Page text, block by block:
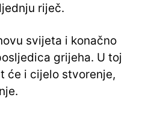
riječ.
svijeta i konačno
grijeha. U toj
će i cijelo stvorenje,